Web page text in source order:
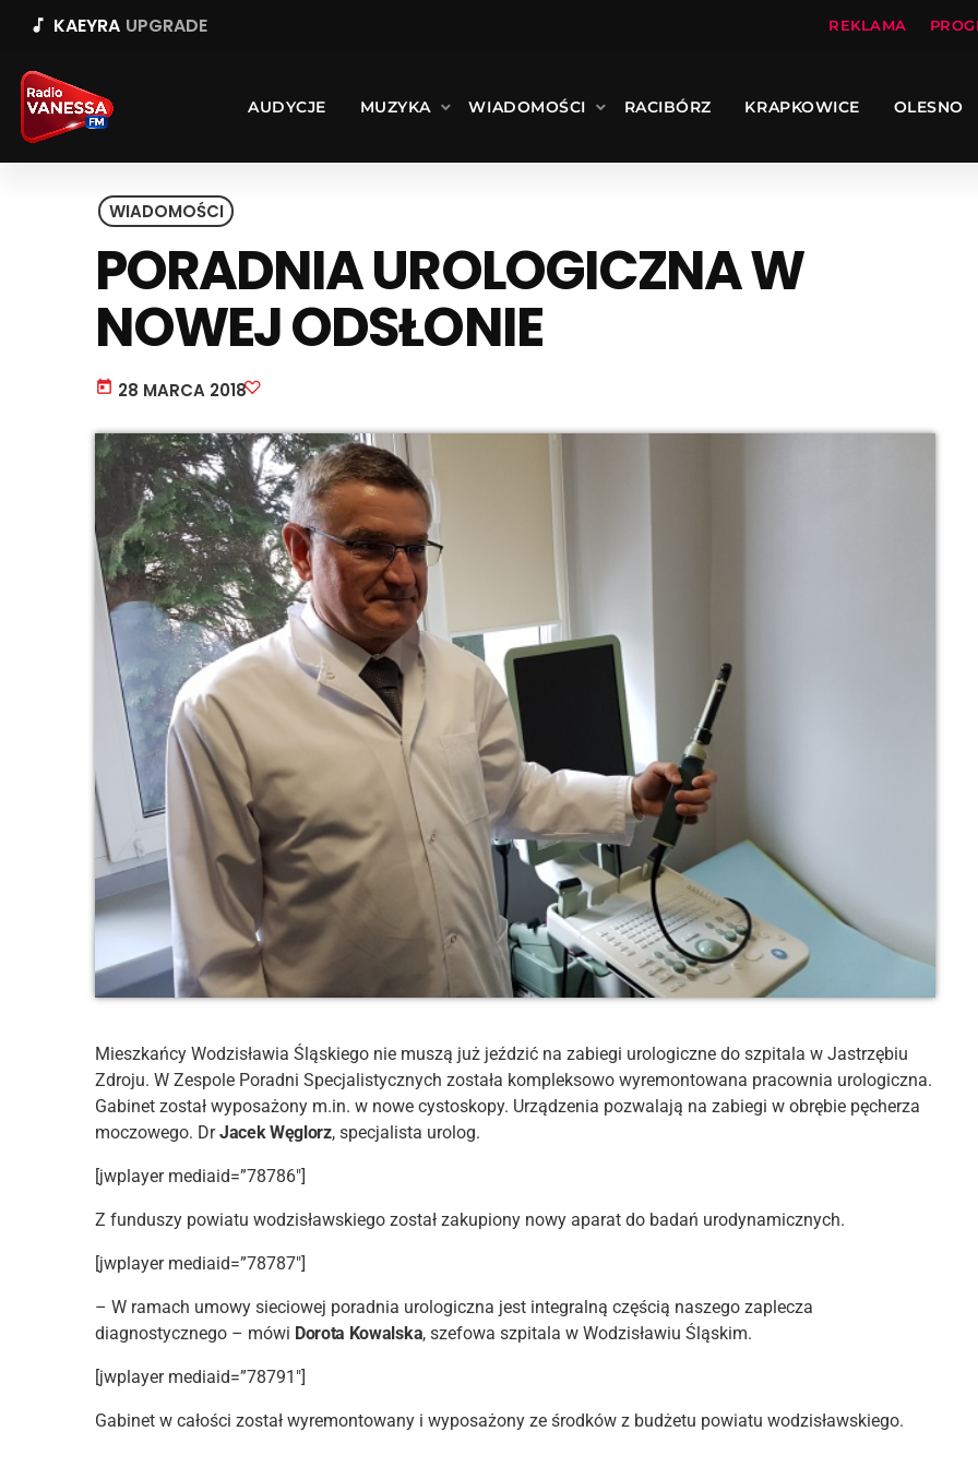
music_note KAEYRA UPGRADE REKLAMA
AUDYCJE MUZYKA WIADOMOŚCI RACIBÓRZ KRAPKOWICE OLESNO
WIADOMOŚCI
PORADNIA UROLOGICZNA W
NOWEJ ODSŁONIE
today 28 MARCA 2018
Mieszkańcy Wodzisławia Śląskiego nie muszą już jeździć na zabiegi urologiczne do szpitala w Jastrzębiu
Zdroju. W Zespole Poradni Specjalistycznych została kompleksowo wyremontowana pracownia urologiczna.
Gabinet został wyposażony m.in. w nowe cystoskopy. Urządzenia pozwalają na zabiegi w obrębie pęcherza
moczowego. DrJacek Węglorz, specjalista urolog.
[jwplayer mediaid=”78786″]
Z funduszy powiatu wodzisławskiego został zakupiony nowy aparat do badań urodynamicznych.
[jwplayer mediaid=”78787″]
– W ramach umowy sieciowej poradnia urologiczna jest integralną częścią naszego zaplecza
diagnostycznego – mówi Dorota Kowalska, szefowa szpitala w Wodzisławiu Śląskim.
[jwplayer mediaid=”78791″]
Gabinet w całości został wyremontowany i wyposażony ze środków z budżetu powiatu wodzisławskiego.